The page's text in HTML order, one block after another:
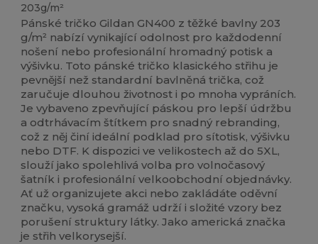
203g/m²
Pánské tričko Gildan GN400 z těžké bavlny 203
g/m² nabízí vynikající odolnost pro každodenní
nošení nebo profesionální hromadný potisk a
výšivku. Toto pánské tričko klasického střihu je
pevnější než standardní bavlněná trička, což
zaručuje dlouhou životnost i po mnoha vypráních.
Je vybaveno zpevňující páskou pro lepší údržbu
a odtrhávacím štítkem pro snadný rebranding,
což z něj činí ideální podklad pro sítotisk, výšivku
nebo DTF. K dispozici ve velikostech až do 5XL,
slouží jako spolehlivá volba pro volnočasový
šatník i profesionální velkoobchodní objednávky.
Ať už organizujete akci nebo zakládáte oděvní
značku, vysoká gramáž udrží i složité vzory bez
porušení struktury látky. Jako americká značka
je střih velkorysejší.